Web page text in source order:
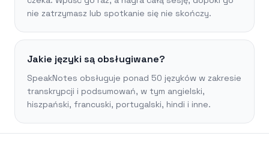
nie zatrzymasz lub spotkanie się nie skończy.
Jakie języki są obsługiwane?
SpeakNotes obsługuje ponad 50 języków w zakresie
transkrypcji i podsumowań, w tym angielski,
hiszpański, francuski, portugalski, hindi i inne.